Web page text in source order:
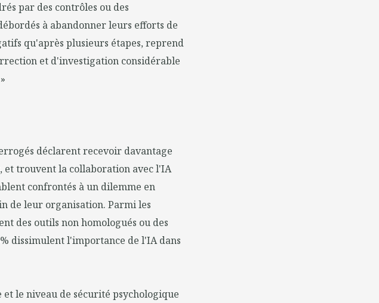
par des contrôles ou des
à abandonner leurs efforts de
qu'après plusieurs étapes, reprend
et d'investigation considérable
déclarent recevoir davantage
et trouvent la collaboration avec l'IA
confrontés à un dilemme en
de leur organisation. Parmi les
des outils non homologués ou des
dissimulent l'importance de l'IA dans
le niveau de sécurité psychologique